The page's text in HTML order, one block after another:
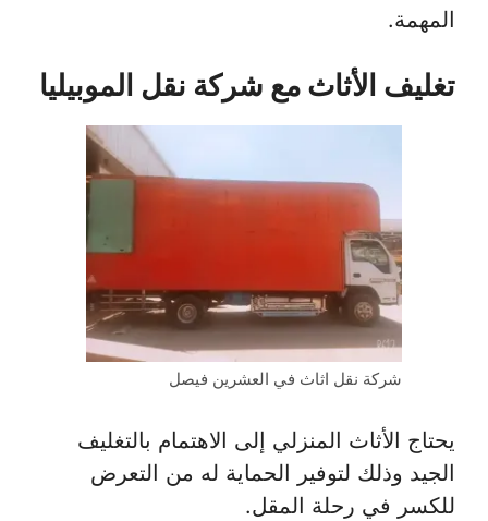
المهمة.
تغليف الأثاث مع شركة نقل الموبيليا
شركة نقل اثاث في العشرين فيصل
يحتاج الأثاث المنزلي إلى الاهتمام بالتغليف
الجيد وذلك لتوفير الحماية له من التعرض
للكسر في رحلة المقل.